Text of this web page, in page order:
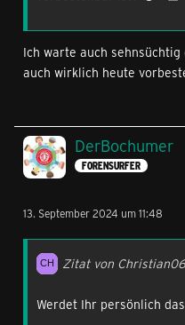
Ich warte auch
auch wirklich heute
DerBochumer
FORENSURFER
13. September 2024 um 11:48
Zitat von
Werdet Ihr persönlich